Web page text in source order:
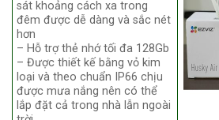
sát khoảng cách xa trong
đêm được dễ dàng và sắc nét
hơn
– Hỗ trợ thẻ nhớ tối đa 128Gb
– Được thiết kế bằng vỏ kim
loại và theo chuẩn IP66 chịu
được mưa nắng nên có thể
lắp đặt cả trong nhà lẫn ngoài